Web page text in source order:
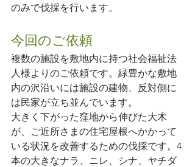
のみで伐採を行います。
今回のご依頼
複数の施設を敷地内に持つ社会福祉法
人様よりのご依頼です。緑豊かな敷地
内の沢沿いには施設の建物、反対側に
は民家が立ち並んでいます。
大きく下がった窪地から伸びた大木
が、ご近所さまの住宅屋根へかかって
いる状況を改善するための伐採です。4
本の大きなナラ、ニレ、シナ、ヤチダ